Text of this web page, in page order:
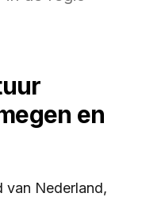
en
van Nederland,